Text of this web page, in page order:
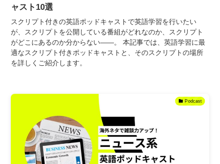
ャスト10選
スクリプト付きの英語ポッドキャストで英語学習を行いたい
が、スクリプトを公開している番組がどれなのか、スクリプト
がどこにあるのか分からない――。 本記事では、英語学習に最
適なスクリプト付きポッドキャストと、そのスクリプトの場所
を詳しくご紹介します。
Podcast